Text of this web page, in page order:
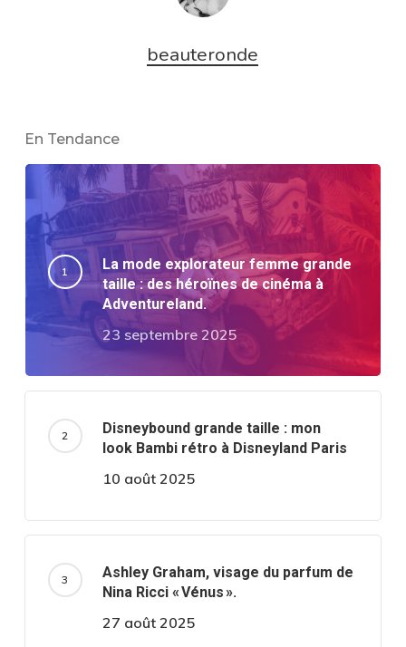
beauteronde
En Tendance
La mode explorateur femme grande
taille : des héroïnes de cinéma à
Adventureland.
23 septembre 2025
Disneybound grande taille : mon
look Bambi rétro à Disneyland Paris
10 août 2025
Ashley Graham, visage du parfum de
Nina Ricci « Vénus ».
27 août 2025